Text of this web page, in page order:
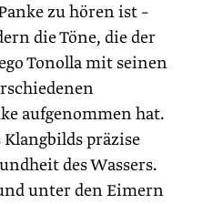
zu hören ist –
die Töne, die der
Tonolla mit seinen
aufgenommen hat.
präzise
des Wassers.
unter den Eimern